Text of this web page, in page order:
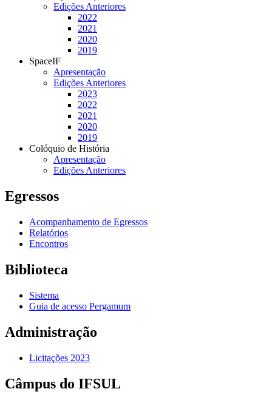
Edições Anteriores
2022
2021
2020
2019
SpaceIF
Apresentação
Edições Anteriores
2023
2022
2021
2020
2019
Colóquio de História
Apresentação
Edições Anteriores
Egressos
Acompanhamento de Egressos
Relatórios
Encontros
Biblioteca
Sistema
Guia de acesso Pergamum
Administração
Licitações 2023
Câmpus do IFSUL